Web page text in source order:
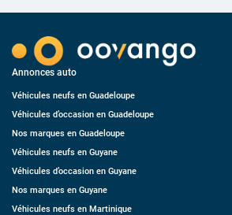
Annonces auto
Véhicules neufs en Guadeloupe
Véhicules d’occasion en Guadeloupe
Nos marques en Guadeloupe
Véhicules neufs en Guyane
Véhicules d’occasion en Guyane
Nos marques en Guyane
Véhicules neufs en Martinique